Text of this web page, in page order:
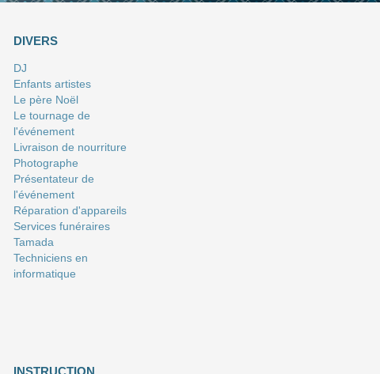
DIVERS
DJ
Enfants artistes
Le père Noël
Le tournage de
l'événement
Livraison de nourriture
Photographe
Présentateur de
l'événement
Réparation d'appareils
Services funéraires
Tamada
Techniciens en
informatique